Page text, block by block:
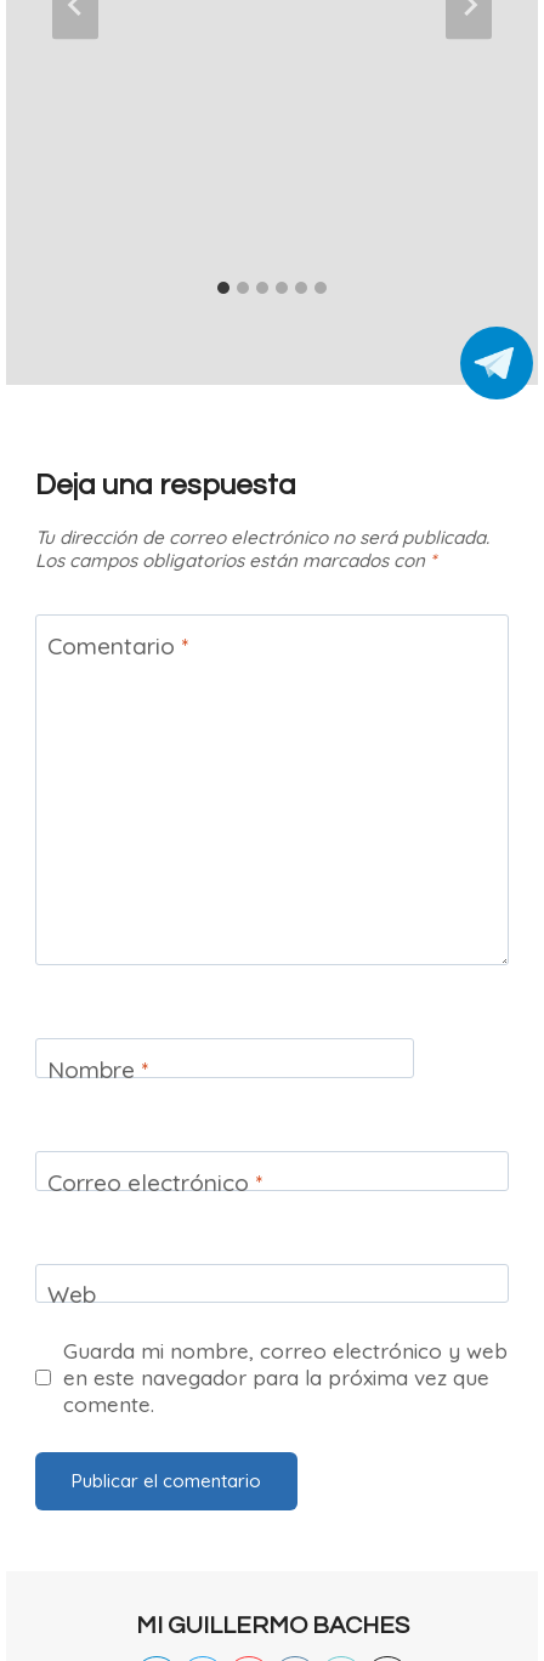
Deja una respuesta
Tu dirección de correo electrónico no será publicada.
Los campos obligatorios están marcados con *
Comentario *
Nombre *
Correo electrónico *
Web
Guarda mi nombre, correo electrónico y web
en este navegador para la próxima vez que
comente.
MI GUILLERMO BACHES